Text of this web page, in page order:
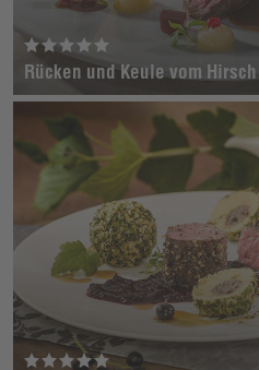
Rücken und Keule vom